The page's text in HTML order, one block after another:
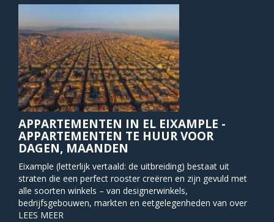
APPARTEMENTEN IN EL EIXAMPLE -
APPARTEMENTEN TE HUUR VOOR
DAGEN, MAANDEN
Eixample (letterlijk vertaald: de uitbreiding) bestaat uit
straten die een perfect rooster creëren en zijn gevuld met
alle soorten winkels – van designerwinkels,
bedrijfsgebouwen, markten en eetgelegenheden van over
de hele wereld. Er hangt een geweldige sfeer van chique
LEES MEER